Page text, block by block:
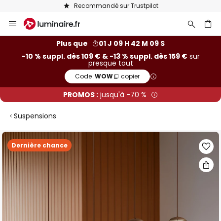
Recommandé sur Trustpilot
Allez
au
Plus que
01 J 09 H 42 M 08 S
-10 % suppl. dès 109 € & -13 % suppl. dès 159 €sur
presque tout
Code :WOW copier
PROMOS : jusqu'à -70 %
Suspensions
Dernière chance
Skip
to
the
end
of